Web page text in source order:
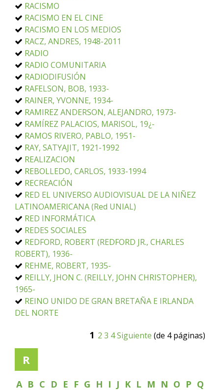
RACISMO
RACISMO EN EL CINE
RACISMO EN LOS MEDIOS
RACZ, ANDRES, 1948-2011
RADIO
RADIO COMUNITARIA
RADIODIFUSIÓN
RAFELSON, BOB, 1933-
RAINER, YVONNE, 1934-
RAMIREZ ANDERSON, ALEJANDRO, 1973-
RAMÍREZ PALACIOS, MARISOL, 19¿-
RAMOS RIVERO, PABLO, 1951-
RAY, SATYAJIT, 1921-1992
REALIZACION
REBOLLEDO, CARLOS, 1933-1994
RECREACIÓN
RED EL UNIVERSO AUDIOVISUAL DE LA NIÑEZ
LATINOAMERICANA (Red UNIAL)
RED INFORMÁTICA
REDES SOCIALES
REDFORD, ROBERT (REDFORD JR., CHARLES
ROBERT), 1936-
REHME, ROBERT, 1935-
REILLY, JHON C. (REILLY, JOHN CHRISTOPHER),
1965-
REINO UNIDO DE GRAN BRETAÑA E IRLANDA
DEL NORTE
1 2 3 4Siguiente (de 4 páginas)
R
A B C D E F G H I J K L M N O P Q